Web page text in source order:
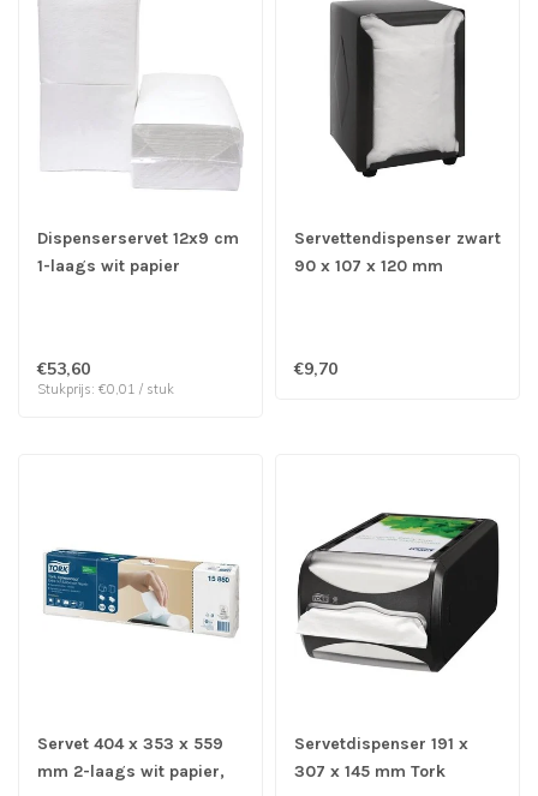
Dispenserservet 12x9 cm
1-laags wit papier
€53,60
Stukprijs: €0,01 / stuk
Servettendispenser zwart
90 x 107 x 120 mm
€9,70
Servet 404 x 353 x 559
mm 2-laags wit papier,
Servetdispenser 191 x
307 x 145 mm Tork